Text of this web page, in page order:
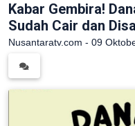
Kabar Gembira!
Sudah Cair dan
Nusantaratv.com - 09